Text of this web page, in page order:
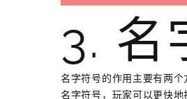
3. 名
名字符号的作用主要有两
名字符号，玩家可以更快